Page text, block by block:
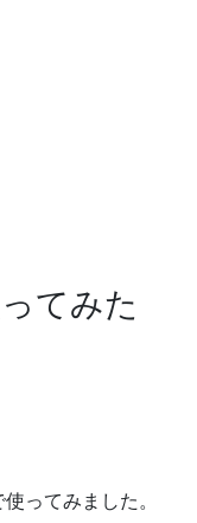
てみた
ってみました。